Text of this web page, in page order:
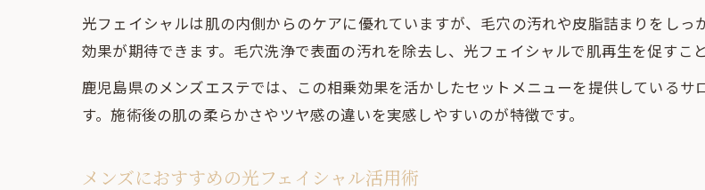
清潔感重視なら光フェイシャルは
光フェイシャル初心者が知るべき
光フェイシャルは肌の内側からのケアに優れていますが、毛穴の汚れや皮脂詰まりをし
効果が期待できます。毛穴洗浄で表面の汚れを除去し、光フェイシャルで肌再生を促すこ
鹿児島県のメンズエステでは、この相乗効果を活かしたセットメニューを提供している
す。施術後の肌の柔らかさやツヤ感の違いを実感しやすいのが特徴です。
メンズにおすすめの光フェイシャル活用術